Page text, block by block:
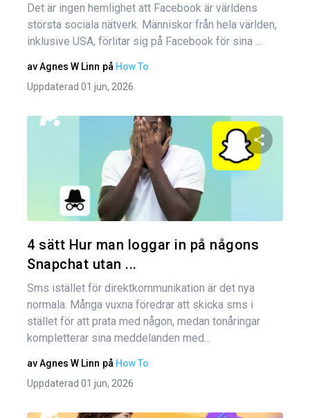
Det är ingen hemlighet att Facebook är världens
största sociala nätverk. Människor från hela världen,
inklusive USA, förlitar sig på Facebook för sina ...
avAgnes W Linn på How To
Uppdaterad 01 jun, 2026
Dela
4 sätt Hur man loggar in på någons
Snapchat utan ...
Sms istället för direktkommunikation är det nya
normala. Många vuxna föredrar att skicka sms i
stället för att prata med någon, medan tonåringar
kompletterar sina meddelanden med...
avAgnes W Linn på How To
Uppdaterad 01 jun, 2026